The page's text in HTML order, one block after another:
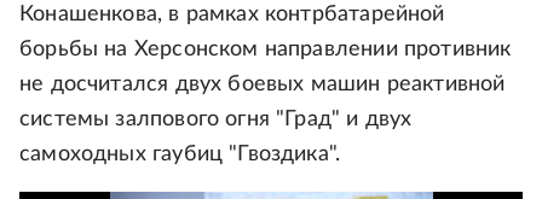
Конашенкова, в рамках контрбатарейной
борьбы на Херсонском направлении противник
не досчитался двух боевых машин реактивной
системы залпового огня "Град" и двух
самоходных гаубиц "Гвоздика".